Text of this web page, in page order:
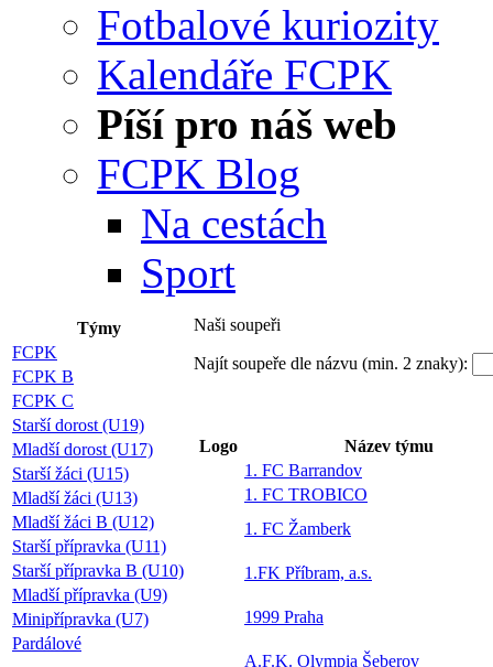
Fotbalové kuriozity
Kalendáře FCPK
Píší pro náš web
FCPK Blog
Na cestách
Sport
Týmy
FCPK
FCPK B
FCPK C
Starší dorost (U19)
Mladší dorost (U17)
Starší žáci (U15)
Mladší žáci (U13)
Mladší žáci B (U12)
Starší přípravka (U11)
Starší přípravka B (U10)
Mladší přípravka (U9)
Minipřípravka (U7)
Pardálové
Naši soupeři
Najít soupeře dle názvu (min. 2 znaky):
Logo
Název týmu
1. FC Barrandov
1. FC TROBICO
1. FC Žamberk
1.FK Příbram, a.s.
1999 Praha
A.F.K. Olympia Šeberov